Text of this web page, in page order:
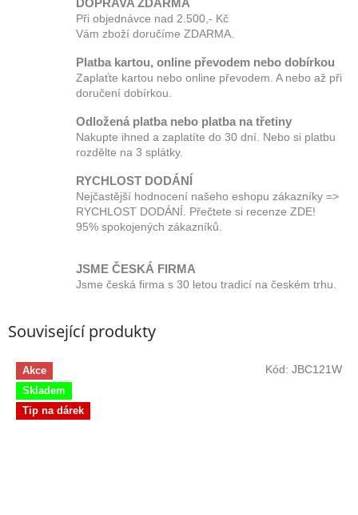
DOPRAVA ZDARMA
Při objednávce nad 2.500,- Kč
Vám zboží doručíme ZDARMA.
Platba kartou, online převodem nebo dobírkou
Zaplaťte kartou nebo online převodem. A nebo až při
doručení dobírkou.
Odložená platba nebo platba na třetiny
Nakupte ihned a zaplatíte do 30 dní. Nebo si platbu
rozdělte na 3 splátky.
RYCHLOST DODÁNÍ
Nejčastější hodnocení našeho eshopu zákazníky =>
RYCHLOST DODÁNÍ. Přečtete si recenze ZDE!
95% spokojených zákazníků.
JSME ČESKÁ FIRMA
Jsme česká firma s 30 letou tradicí na českém trhu.
Související produkty
Akce
Skladem
Tip na dárek
Kód: JBC121W